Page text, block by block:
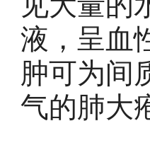
液，呈血
肿可为间
气的肺大